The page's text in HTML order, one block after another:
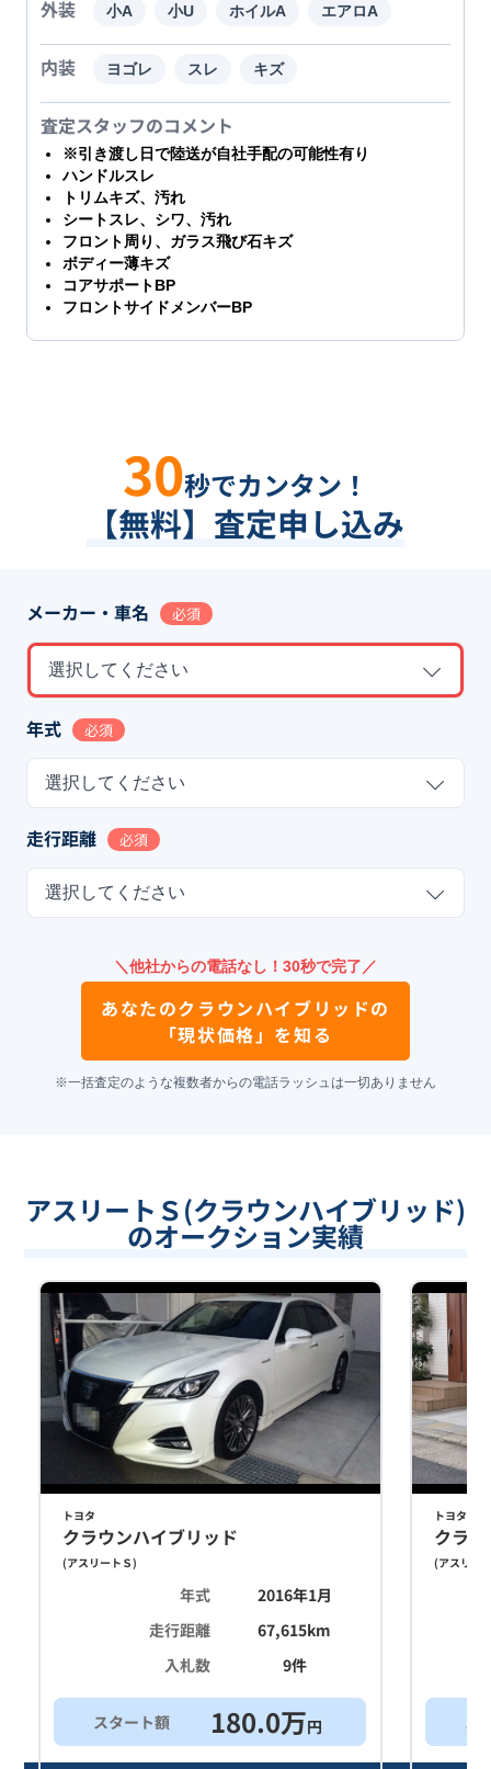
外装 小A 小U ホイルA エアロA
内装 ヨゴレ スレ キズ
査定スタッフのコメント
※引き渡し日で陸送が自社手配の可能性有り
ハンドルスレ
トリムキズ、汚れ
シートスレ、シワ、汚れ
フロント周り、ガラス飛び石キズ
ボディー薄キズ
コアサポートBP
フロントサイドメンバーBP
30秒でカンタン！
【無料】査定申し込み
メーカー・車名 必須
選択してください
年式 必須
選択してください
走行距離 必須
選択してください
＼他社からの電話なし！30秒で完了／
あなたのクラウンハイブリッドの
「現状価格」を知る
※一括査定のような複数者からの電話ラッシュは一切ありません
アスリートＳ(クラウンハイブリッド)
のオークション実績
トヨタ
クラウンハイブリッド
(アスリートＳ)
年式
2016年1月
走行距離
67,615km
入札数
9件
スタート額 180.0万円
トヨタ
クラ
(アスリー
ス